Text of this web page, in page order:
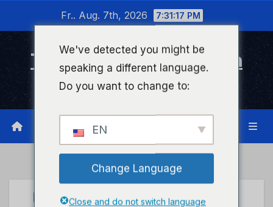
wechseln
Fr.. Aug. 7th, 2026 7:31:18 PM
Timeline Bad Kreuznach
Infonetzwerk für Bad Kreuznach
STADTKREUZNACH
We've detected you might be
speaking a different language.
Do you want to change to:
EN
Change Language
Close and do not switch language